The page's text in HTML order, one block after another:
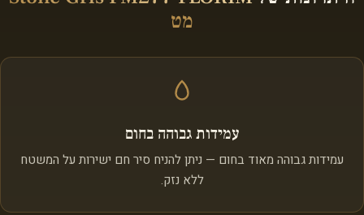
מט
עמידות גבוהה בחום
עמידות גבוהה מאוד בחום — ניתן להניח סיר חם ישירות על המשטח
ללא נזק.